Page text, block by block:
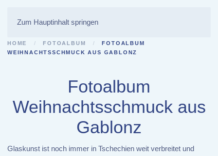
Zum Hauptinhalt springen
HOME FOTOALBUM
FOTOALBUM
WEIHNACHTSSCHMUCK AUS GABLONZ
Fotoalbum
Weihnachtsschmuck aus
Gablonz
Glaskunst ist noch immer in Tschechien weit verbreitet und